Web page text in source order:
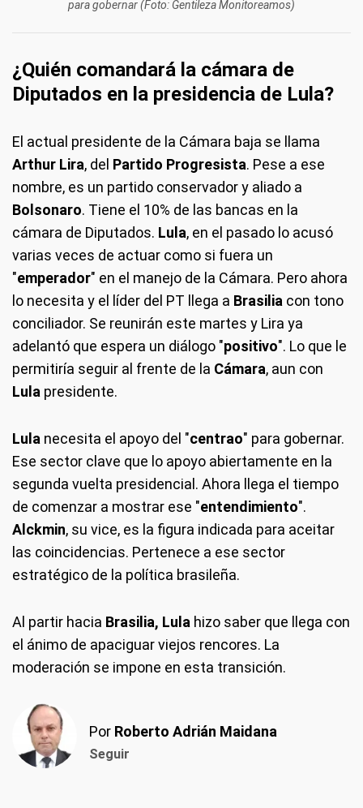
para gobernar (Foto: Gentileza Monitoreamos)
¿Quién comandará la cámara de
Diputados en la presidencia de Lula?
El actual presidente de la Cámara baja se llama
Arthur Lira, del Partido Progresista. Pese a ese
nombre, es un partido conservador y aliado a
Bolsonaro. Tiene el 10% de las bancas en la
cámara de Diputados. Lula, en el pasado lo acusó
varias veces de actuar como si fuera un
"emperador" en el manejo de la Cámara. Pero ahora
lo necesita y el líder del PT llega a Brasilia con tono
conciliador. Se reunirán este martes y Lira ya
adelantó que espera un diálogo "positivo". Lo que le
permitiría seguir al frente de la Cámara, aun con
Lula presidente.
Lula necesita el apoyo del "centrao" para gobernar.
Ese sector clave que lo apoyo abiertamente en la
segunda vuelta presidencial. Ahora llega el tiempo
de comenzar a mostrar ese "entendimiento".
Alckmin, su vice, es la figura indicada para aceitar
las coincidencias. Pertenece a ese sector
estratégico de la política brasileña.
Al partir hacia Brasilia, Lula hizo saber que llega con
el ánimo de apaciguar viejos rencores. La
moderación se impone en esta transición.
Por Roberto Adrián Maidana
Seguir